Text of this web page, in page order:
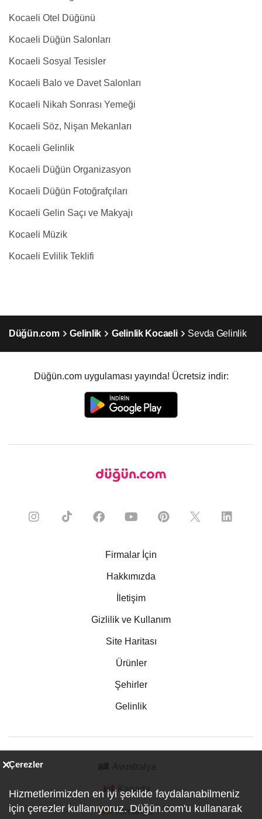
Kocaeli Otel Düğünü
Kocaeli Düğün Salonları
Kocaeli Sosyal Tesisler
Kocaeli Balo ve Davet Salonları
Kocaeli Nikah Sonrası Yemeği
Kocaeli Söz, Nişan Mekanları
Kocaeli Gelinlik
Kocaeli Düğün Organizasyon
Kocaeli Düğün Fotoğrafçıları
Kocaeli Gelin Saçı ve Makyajı
Kocaeli Müzik
Kocaeli Evlilik Teklifi
Düğün.com Gelinlik Gelinlik Kocaeli Sevda Gelinlik
Düğün.com uygulaması yayında! Ücretsiz indir:
Firmalar İçin
Hakkımızda
İletişim
Gizlilik ve Kullanım
Site Haritası
Ürünler
Şehirler
Gelinlik
Kanada
Almanya
Çerezler
Hizmetlerimizden en iyi şekilde faydalanabilmeniz
için çerezler kullanıyoruz. Düğün.com'u kullanarak